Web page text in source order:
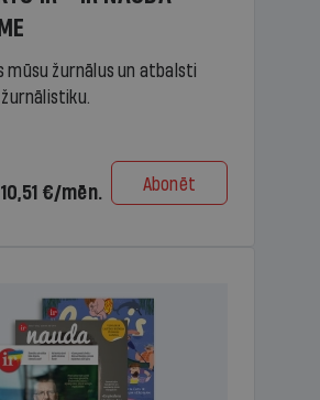
mūsu žurnālus un atbalsti
€/mēn. Abonēt